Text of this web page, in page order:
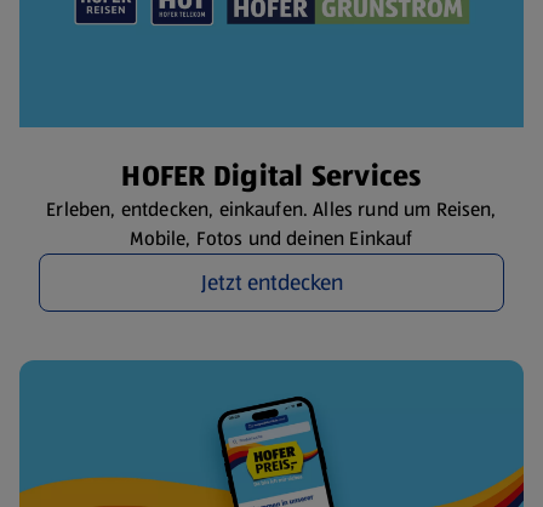
HOFER Digital Services
Erleben, entdecken, einkaufen. Alles rund um Reisen,
Mobile, Fotos und deinen Einkauf
Jetzt entdecken